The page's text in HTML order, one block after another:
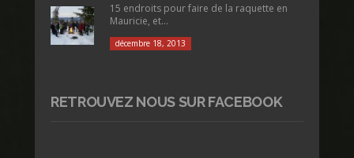
15 endroits pour faire de la raquette en
Mauricie, et...
décembre 18, 2013
RETROUVEZ NOUS SUR FACEBOOK